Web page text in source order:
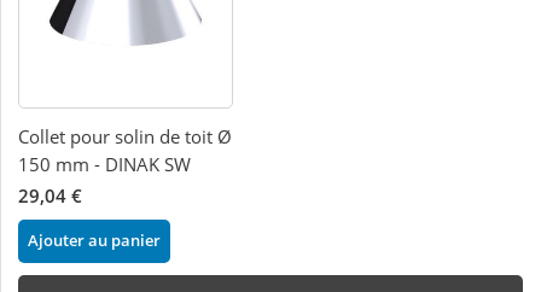
Collet pour solin de toit Ø
150 mm - DINAK SW
29,04 €
Ajouter au panier